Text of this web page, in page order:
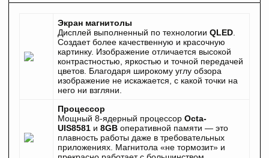
Экран магнитолы
Дисплей выполненный по технологии QLED
Создает более качественную и красочную
картинку. Изображение отличается высокой
контрастностью, яркостью и точной передачей
цветов. Благодаря широкому углу обзора
изображение не искажается, с какой точки на
него ни взгляни.
Процессор
Мощный 8-ядерный процессор Octa-
UIS8581 и 8GB оперативной памяти — это
плавность работы даже в требовательных
приложениях. Магнитола «не тормозит» и